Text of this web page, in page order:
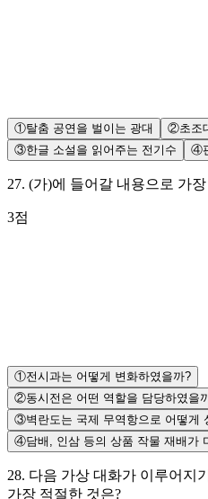
①탈춤 공연을 벌이는 광대 ②초조
③한글 소설을 읽어주는 전기수 ④
27. (가)에 들어갈 내용으로 가
3점
①전시과는 어떻게 변화하였을까?
②동시전은 어떤 역할을 담당하였을
③벽란도는 국제 무역항으로 어떻게
④담배, 인삼 등의 상품 작물 재배가
28. 다음 가상 대화가 이루어지
가장 적절한 것은?